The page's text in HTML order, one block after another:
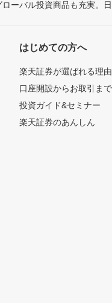
ーバル投資商品も充実。
はじめての方へ
楽天証券が選ばれる理由
口座開設からお取引ま
投資ガイド&セミナー
楽天証券のあんしん